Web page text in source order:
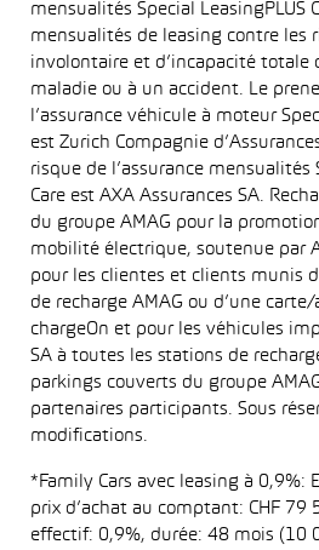
mensualités Special LeasingPLUS
mensualités de leasing contre les
involontaire et d’incapacité totale
maladie ou à un accident. Le
l’assurance véhicule à moteur
est Zurich Compagnie
risque de l’assurance mensualités
Care est AXA Assurances SA.
du groupe AMAG pour la
mobilité électrique, soutenue par
pour les clientes et clients munis
de recharge AMAG ou d’une
chargeOn et pour les véhicules
SA à toutes les stations de
parkings couverts du groupe
partenaires participants. Sous
modifications.
*Family Cars avec leasing à 0,9%:
prix d’achat au comptant: CHF 79
effectif: 0,9%, durée: 48 mois (10